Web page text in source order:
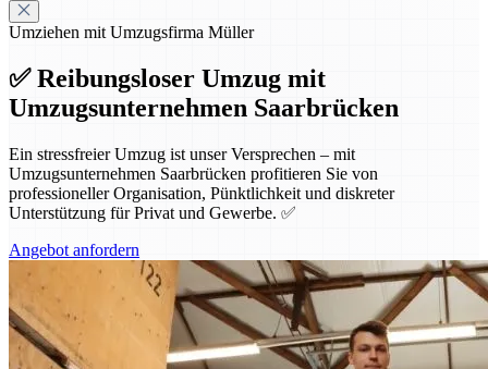
Umziehen mit Umzugsfirma Müller
✅ Reibungsloser Umzug mit
Umzugsunternehmen Saarbrücken
Ein stressfreier Umzug ist unser Versprechen – mit
Umzugsunternehmen Saarbrücken profitieren Sie von
professioneller Organisation, Pünktlichkeit und diskreter
Unterstützung für Privat und Gewerbe. ✅
Angebot anfordern